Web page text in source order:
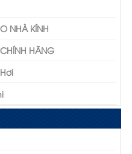
NHÀ KÍNH
HÃNG